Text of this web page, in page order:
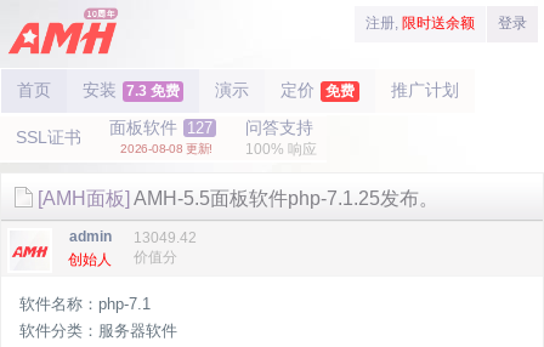
注册, 限时送余额 登录
首页 安装 7.3 免费 演示 定价 免费 推广计划
SSL证书 面板软件 127
2026-08-08 更新!
问答支持
100% 响应
[AMH面板] AMH-5.5面板软件php-7.1.25发布。
admin
创始人
13049.42
价值分
软件名称：php-7.1
软件分类：服务器软件